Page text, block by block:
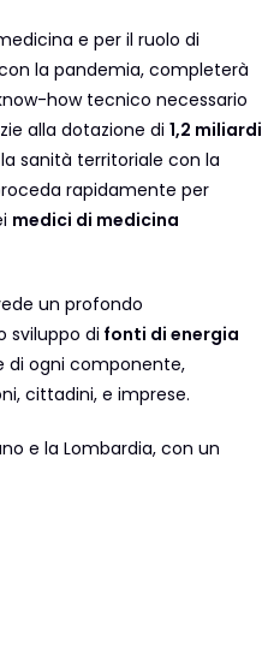
e per il ruolo di
la pandemia, completerà
how tecnico necessario
alla dotazione di 1,2 miliardi
sanità territoriale con la
rapidamente per
medici di medicina
un profondo
sviluppo di fonti di energia
di ogni componente,
cittadini, e imprese.
e la Lombardia, con un